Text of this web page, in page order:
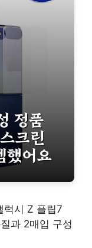
럭시 Z 플립7
과 2매입 구성